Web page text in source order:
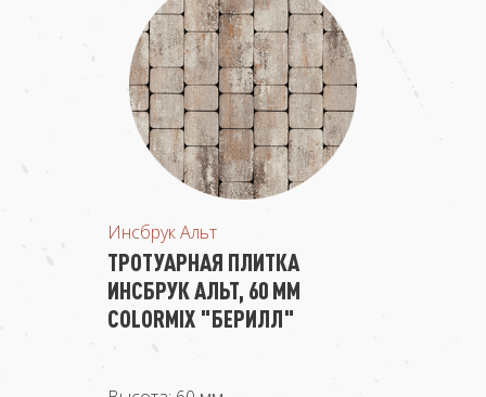
Инсбрук Альт
ТРОТУАРНАЯ ПЛИТКА
ИНСБРУК АЛЬТ, 60 ММ
COLORMIX "БЕРИЛЛ"